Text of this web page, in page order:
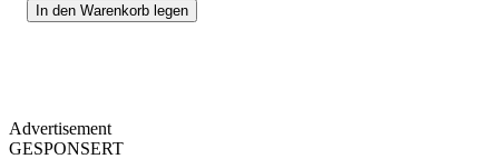
In den Warenkorb legen
Advertisement
GESPONSERT